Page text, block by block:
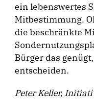
ein lebenswertes
Mitbestimmung.
die beschränkte
Bürger das
entscheiden.
Peter Keller,